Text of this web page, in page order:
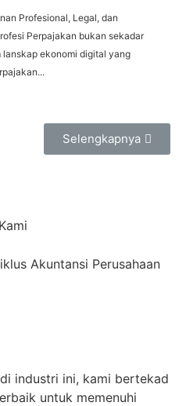
Profesional, Legal, dan
Perpajakan bukan sekadar
ekonomi digital yang
Selengkapnya
Akuntansi Perusahaan
industri ini, kami bertekad
untuk memenuhi